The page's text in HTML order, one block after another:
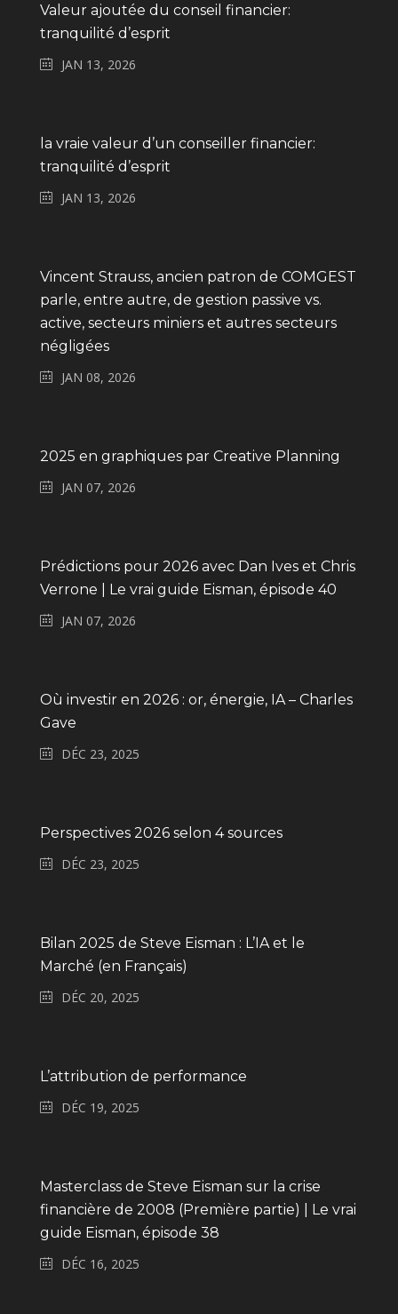
Valeur ajoutée du conseil financier:
tranquilité d’esprit
JAN 13, 2026
la vraie valeur d’un conseiller financier:
tranquilité d’esprit
JAN 13, 2026
Vincent Strauss, ancien patron de COMGEST
parle, entre autre, de gestion passive vs.
active, secteurs miniers et autres secteurs
négligées
JAN 08, 2026
2025 en graphiques par Creative Planning
JAN 07, 2026
Prédictions pour 2026 avec Dan Ives et Chris
Verrone | Le vrai guide Eisman, épisode 40
JAN 07, 2026
Où investir en 2026 : or, énergie, IA – Charles
Gave
DÉC 23, 2025
Perspectives 2026 selon 4 sources
DÉC 23, 2025
Bilan 2025 de Steve Eisman : L’IA et le
Marché (en Français)
DÉC 20, 2025
L’attribution de performance
DÉC 19, 2025
Masterclass de Steve Eisman sur la crise
financière de 2008 (Première partie) | Le vrai
guide Eisman, épisode 38
DÉC 16, 2025